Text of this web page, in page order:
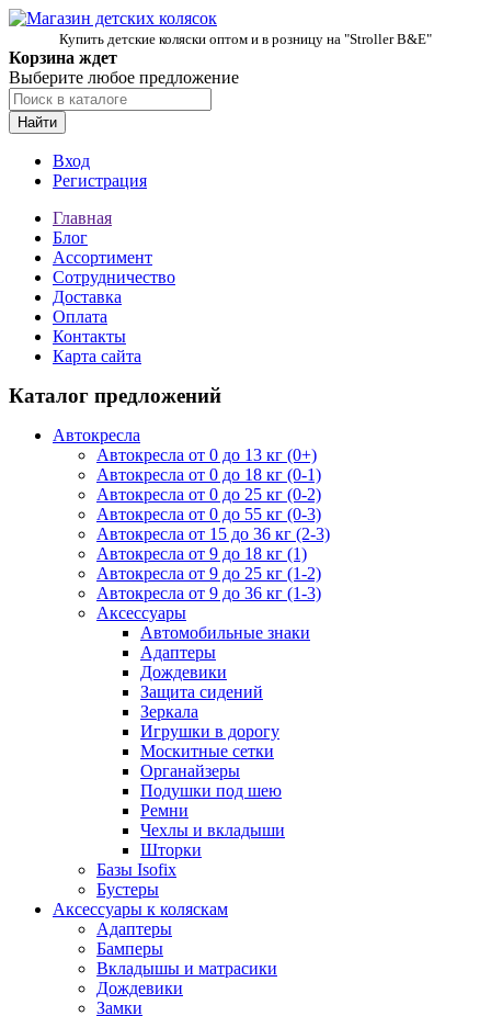
Купить детские коляски оптом и в розницу на "Stroller B&E"
Корзина ждет
Выберите любое предложение
Найти
Вход
Регистрация
Главная
Блог
Ассортимент
Сотрудничество
Доставка
Оплата
Контакты
Карта сайта
Каталог предложений
Автокресла
Автокресла от 0 до 13 кг (0+)
Автокресла от 0 до 18 кг (0-1)
Автокресла от 0 до 25 кг (0-2)
Автокресла от 0 до 55 кг (0-3)
Автокресла от 15 до 36 кг (2-3)
Автокресла от 9 до 18 кг (1)
Автокресла от 9 до 25 кг (1-2)
Автокресла от 9 до 36 кг (1-3)
Аксессуары
Автомобильные знаки
Адаптеры
Дождевики
Защита сидений
Зеркала
Игрушки в дорогу
Москитные сетки
Органайзеры
Подушки под шею
Ремни
Чехлы и вкладыши
Шторки
Базы Isofix
Бустеры
Аксессуары к коляскам
Адаптеры
Бамперы
Вкладышы и матрасики
Дождевики
Замки